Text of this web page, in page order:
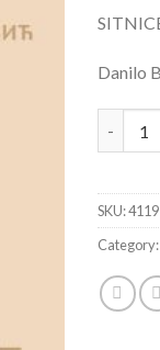
Danilo
SKU:4119
Category: